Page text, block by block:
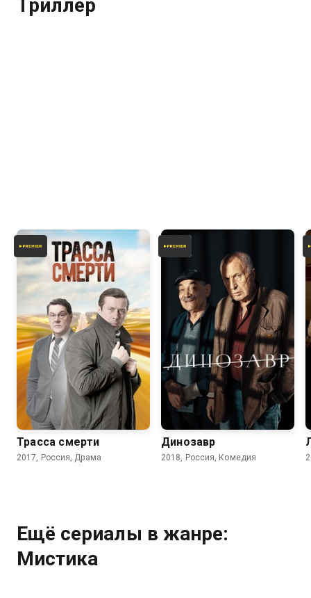
Триллер
7.3 6.0
Трасса смерти
2017, Россия, Драма
6.2
Динозавр
2018, Россия, Комедия
Ещё сериалы в жанре:
Мистика